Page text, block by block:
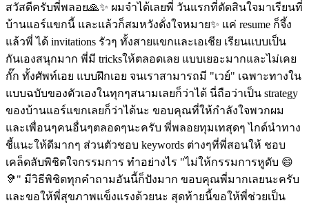
สวัสดีครับพี่พลอย🙏✨️ ผมจำได้เลยพี่ วันแรกที่ตัดสินใจมาเรียนที่
บ้านแอร์แขกนี้ และแล้วก็สมหวังดั่งใจหมาย✨️ แค่ resume ก็จึ้ง
แล้วพี่ ได้ invitations รัวๆ ทั้งสายแขกและเอเชีย เรียนแบบเป็น
กันเองสนุกมาก พี่มี tricksให้ตลอดเลย แบบเยอะมากและไม่เคย
กั๊ก ทั้งศัพท์เอย แบบฝึกเอย จนเราสามารถมี "เวย์" เฉพาะทางใน
แบบฉบับของตัวเองในทุกๆสนามเลยก็ว่าได้ นี่ถือว่าเป็น strategy
ของบ้านแอร์แขกเลยก็ว่าได้นะ ขอบคุณที่ให้กำลังใจพวกผม
และเพื่อนๆคนอื่นๆตลอดๆนะครับ พี่พลอยทุมเทสุดๆ ไกด์นำทาง
ชี้แนะให้ดีมากๆ ส่วนตัวชอบ keywords ต่างๆที่พี่สอนให้ ชอบ
เคล็ดลับพิชิตใจกรรมการ ทำอย่างไร "ไม่ให้กรรมการหูดับ 😄
🦻" มีวิธีพิชิตทุกคำถามอันนี้ก็ปังมาก ขอบคุณพี่มากเลยนะครับ
และขอให้พี่สุขภาพแข็งแรงด้วยนะ สุดท้ายนี้ขอให้พี่ช่วยเป็น